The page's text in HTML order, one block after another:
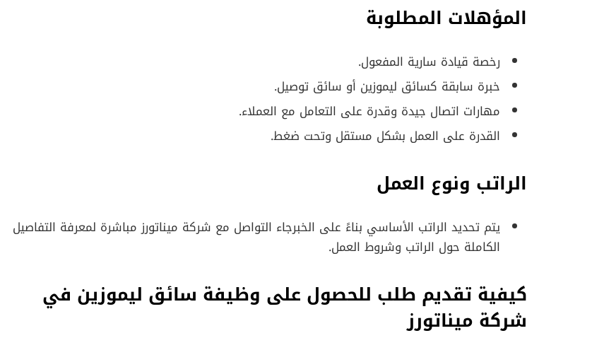
المؤهلات المطلوبة
رخصة قيادة سارية المفعول.
خبرة سابقة كسائق ليموزين أو سائق توصيل.
مهارات اتصال جيدة وقدرة على التعامل مع العملاء.
القدرة على العمل بشكل مستقل وتحت ضغط.
الراتب ونوع العمل
يتم تحديد الراتب الأساسي بناءً على الخبرجاء التواصل مع شركة ميناتورز مباشرة لمعرفة التفاصيل
الكاملة حول الراتب وشروط العمل.
كيفية تقديم طلب للحصول على وظيفة سائق ليموزين في
شركة ميناتورز